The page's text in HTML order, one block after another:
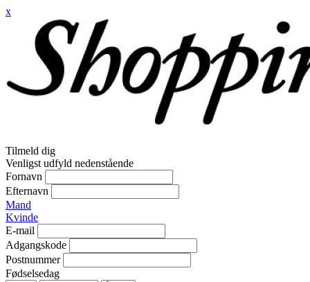
x
Tilmeld dig
Venligst udfyld nedenstående
Fornavn
Efternavn
Mand
Kvinde
E-mail
Adgangskode
Postnummer
Fødselsedag